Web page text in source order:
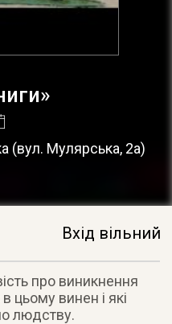
(вул. Мулярська, 2а)
Вхід вільний
про виникнення
цьому винен і які
людству.